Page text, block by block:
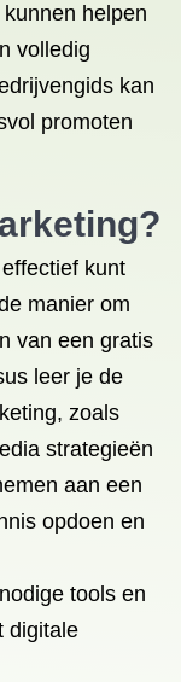
helpen
volledig
kan
promoten
kunt
manier om
van een gratis
leer je de
zoals
strategieën
aan een
opdoen en
tools en
digitale